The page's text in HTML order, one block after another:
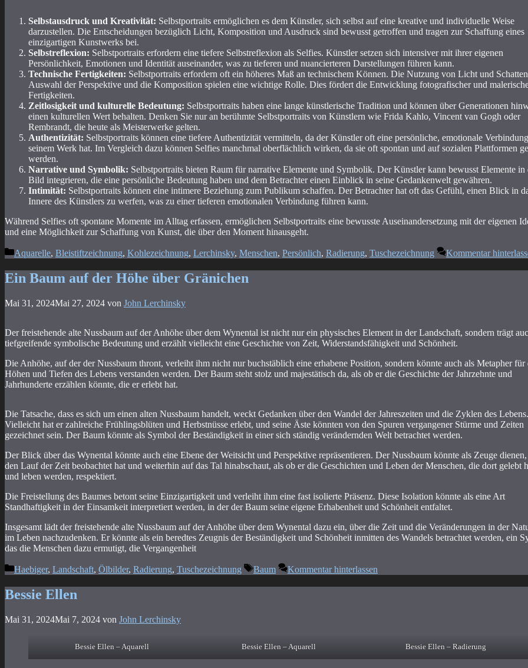
Selbstausdruck und Kreativität: Selbstportraits ermöglichen es dem Künstler, sich selbst auf eine kreative und individuelle Weise
darzustellen. Die Entscheidungen bezüglich Licht, Komposition und Ausdruck sind bewusst getroffen und tragen zur Schaffung eines
einzigartigen Kunstwerks bei.
Selbstreflexion: Selbstportraits erfordern eine tiefere Selbstreflexion als Selfies. Künstler setzen sich intensiver mit ihrer eigenen
Persönlichkeit, Emotionen und Identität auseinander, was zu tieferen und nuancierteren Darstellungen führen kann.
Technische Fertigkeiten: Selbstportraits erfordern oft ein höheres Maß an technischem Können. Die Nutzung von Licht und
Auswahl der Perspektive und die Komposition spielen eine wichtige Rolle. Dies fördert die Entwicklung fotografischer und
Fertigkeiten.
Zeitlosigkeit und kulturelle Bedeutung: Selbstportraits haben eine lange künstlerische Tradition und können über Generationen
einen kulturellen Wert behalten. Denken Sie nur an berühmte Selbstportraits von Künstlern wie Frida Kahlo, Vincent van Gogh oder
Rembrandt, die heute als Meisterwerke gelten.
Authentizität: Selbstportraits können eine tiefere Authentizität vermitteln, da der Künstler oft eine persönliche, emotionale
seinem Werk hat. Im Vergleich dazu können Selfies manchmal oberflächlich wirken, da sie oft spontan und auf sozialen Plattformen
werden.
Narrative und Symbolik: Selbstportraits bieten Raum für narrative Elemente und Symbolik. Der Künstler kann bewusst Elemente in
Bild integrieren, die eine persönliche Bedeutung haben und dem Betrachter einen Einblick in seine Gedankenwelt gewähren.
Intimität: Selbstportraits können eine intimere Beziehung zum Publikum schaffen. Der Betrachter hat oft das Gefühl, einen Blick in
Innere des Künstlers zu werfen, was zu einer tieferen emotionalen Verbindung führen kann.
Während Selfies oft spontane Momente im Alltag erfassen, ermöglichen Selbstportraits eine bewusste Auseinandersetzung mit der eigenen
und eine Möglichkeit zur Schaffung von Kunst, die über den Moment hinausgeht.
Kategorien
Aquarelle, Bleistiftzeichnung, Kohlezeichnung, Lerchinsky, Menschen, Persönlich, Radierung, Tuschezeichnung Kommentar
Ein Baum auf der Höhe über Gränichen
Mai 31, 2024Mai 27, 2024 von John Lerchinsky
Der freistehende alte Nussbaum auf der Anhöhe über dem Wynental ist nicht nur ein physisches Element in der Landschaft, sondern trägt
tiefgreifende symbolische Bedeutung und erzählt vielleicht eine Geschichte von Zeit, Widerstandsfähigkeit und Schönheit.
Die Anhöhe, auf der der Nussbaum thront, verleiht ihm nicht nur buchstäblich eine erhabene Position, sondern könnte auch als Metapher für
Höhen und Tiefen des Lebens verstanden werden. Der Baum steht stolz und majestätisch da, als ob er die Geschichte der Jahrzehnte und
Jahrhunderte erzählen könnte, die er erlebt hat.
Die Tatsache, dass es sich um einen alten Nussbaum handelt, weckt Gedanken über den Wandel der Jahreszeiten und die Zyklen des Lebens.
Vielleicht hat er zahlreiche Frühlingsblüten und Herbstnüsse erlebt, und seine Äste könnten von den Spuren vergangener Stürme und Zeiten
gezeichnet sein. Der Baum könnte als Symbol der Beständigkeit in einer sich ständig verändernden Welt betrachtet werden.
Der Blick über das Wynental könnte auch eine Ebene der Weitsicht und Perspektive repräsentieren. Der Nussbaum könnte als Zeuge
den Lauf der Zeit beobachtet hat und weiterhin auf das Tal hinabschaut, als ob er die Geschichten und Leben der Menschen, die dort gelebt
und leben werden, respektiert.
Die Freistellung des Baumes betont seine Einzigartigkeit und verleiht ihm eine fast isolierte Präsenz. Diese Isolation könnte als eine Art
Standhaftigkeit in der Einsamkeit interpretiert werden, in der der Baum seine eigene Erhabenheit und Schönheit entfaltet.
Insgesamt lädt der freistehende alte Nussbaum auf der Anhöhe über dem Wynental dazu ein, über die Zeit und die Veränderungen in der
im Leben nachzudenken. Er könnte als ein beredtes Zeugnis der Beständigkeit und Schönheit inmitten des Wandels betrachtet werden, ein
das die Menschen dazu ermutigt, die Vergangenheit
Kategorien
Haebiger, Landschaft, Ölbilder, Radierung, Tuschezeichnung Schlagwörter
Baum Kommentar hinterlassen
Bessie Ellen
Mai 31, 2024Mai 7, 2024 von John Lerchinsky
Bessie Ellen – Aquarell Bessie Ellen – Aquarell Bessie Ellen – Radierung